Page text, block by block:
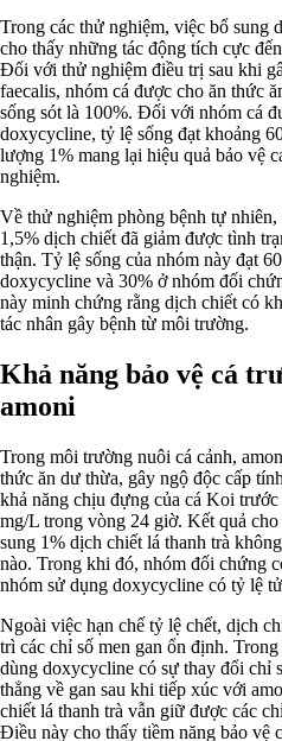
Trong các thử nghiệm, việc bổ sung
cho thấy những tác động tích cực
Đối với thử nghiệm điều trị sau khi
faecalis, nhóm cá được cho ăn thức
sống sót là 100%. Đối với nhóm cá
doxycycline, tỷ lệ sống đạt khoảng
lượng 1% mang lại hiệu quả bảo vệ
nghiệm.
Về thử nghiệm phòng bệnh tự
1,5% dịch chiết đã giảm được tình
thận. Tỷ lệ sống của nhóm này đạt
doxycycline và 30% ở nhóm đối
này minh chứng rằng dịch chiết có
tác nhân gây bệnh từ môi trường.
Khả năng bảo vệ cá
amoni
Trong môi trường nuôi cá cảnh,
thức ăn dư thừa, gây ngộ độc cấp
khả năng chịu đựng của cá Koi
mg/L trong vòng 24 giờ. Kết quả
sung 1% dịch chiết lá thanh trà
nào. Trong khi đó, nhóm đối chứng
nhóm sử dụng doxycycline có tỷ lệ
Ngoài việc hạn chế tỷ lệ chết, dịch
trì các chỉ số men gan ổn định.
dùng doxycycline có sự thay đổi chỉ
thẳng về gan sau khi tiếp xúc với
chiết lá thanh trà vẫn giữ được các
Điều này cho thấy tiềm năng bảo vệ